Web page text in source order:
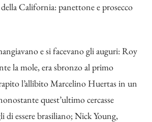
California: panettone e prosecco
e si facevano gli auguri: Roy
la mole, era sbronzo al primo
l’allibito Marcelino Huertas in un
quest’ultimo cercasse
di essere brasiliano; Nick Young,